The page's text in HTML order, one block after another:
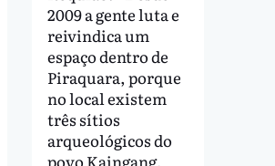
2009 a gente luta e
reivindica um
espaço dentro de
Piraquara, porque
no local existem
três sítios
arqueológicos do
povo Kaingang,